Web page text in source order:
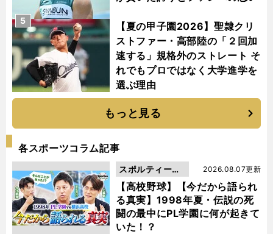
【夏の甲子園2026】聖隷クリ
ストファー・高部陸の「２回加
速する」規格外のストレート そ
れでもプロではなく大学進学を
選ぶ理由
5
もっと見る
各スポーツコラム記事
【高校野球】【今だから語られ
る真実】1998年夏・伝説の死
闘の最中にPL学園に何が起きて
いた！？
2026.08.07更新
スポルティーバ
動画